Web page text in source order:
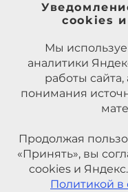
cookies
Мы
аналитики
работы
понимания
Продолжая
«Принять», вы
cookies и
Политикой